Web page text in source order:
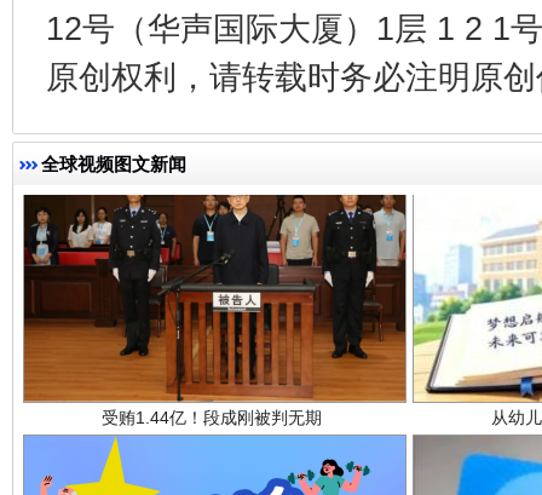
12号（华声国际大厦）1层 1 2 1
原创权利，请转载时务必注明原
全球视频图文新闻
受贿1.44亿！段成刚被判无期 从幼